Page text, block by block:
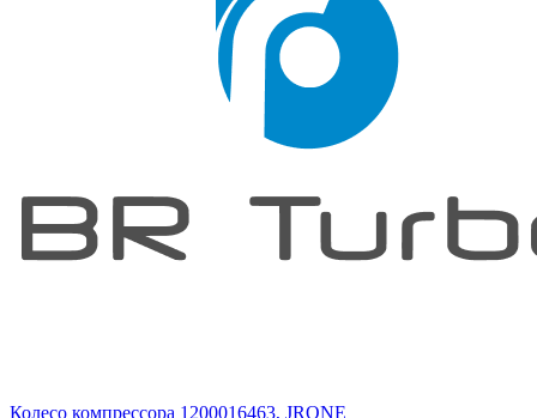
Колесо компрессора 1200016463, JRONE